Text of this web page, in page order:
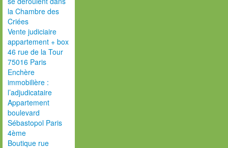
la Chambre des
Criées
Vente judiciaire
appartement + box
46 rue de la Tour
75016 Paris
Enchère
immobilière :
l’adjudicataire
Appartement
boulevard
Sébastopol Paris
4ème
Boutique rue